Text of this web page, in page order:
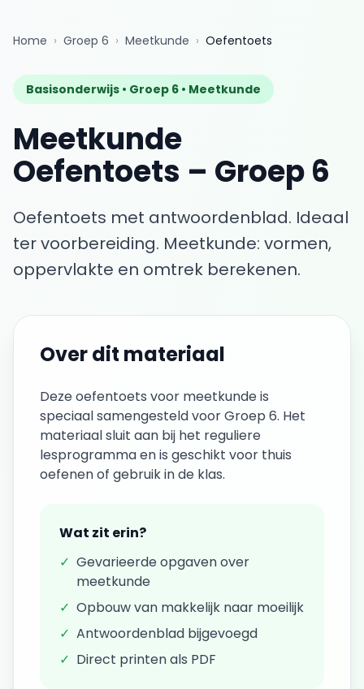
Home › Groep 6 › Meetkunde › Oefentoets
Basisonderwijs • Groep 6 • Meetkunde
Meetkunde
Oefentoets – Groep 6
Oefentoets met antwoordenblad. Ideaal
ter voorbereiding. Meetkunde: vormen,
oppervlakte en omtrek berekenen.
Over dit materiaal
Dezeoefentoets voor meetkundeis
speciaal samengesteld voorGroep 6. Het
materiaal sluit aan bij het reguliere
lesprogramma en is geschikt voor thuis
oefenen of gebruik in de klas.
Wat zit erin?
✓ Gevarieerde opgaven over
meetkunde
✓ Opbouw van makkelijk naar moeilijk
✓ Antwoordenblad bijgevoegd
✓ Direct printen als PDF